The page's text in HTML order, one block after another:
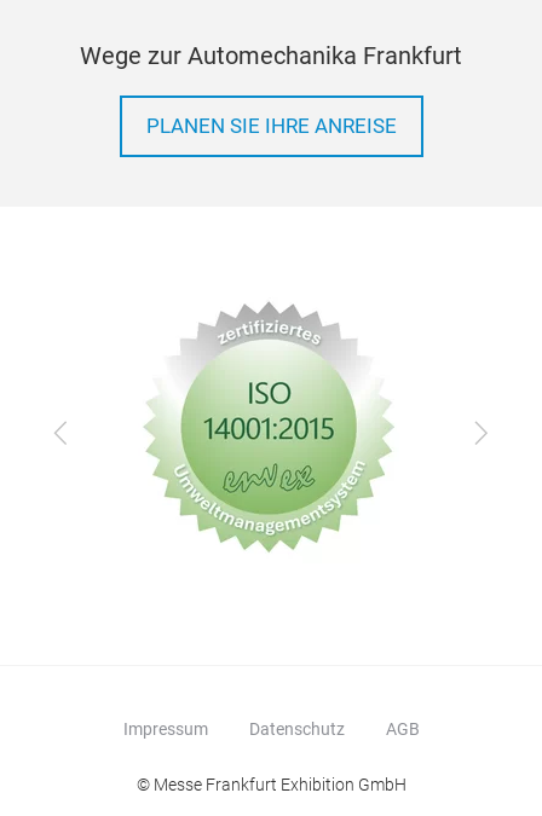
Wege zur Automechanika Frankfurt
PLANEN SIE IHRE ANREISE
Zurück Vor
Impressum Datenschutz AGB
© Messe Frankfurt Exhibition GmbH